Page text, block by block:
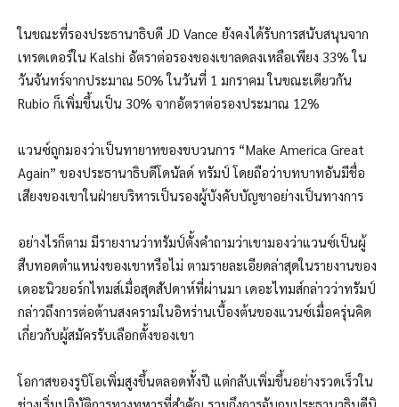
ในขณะที่รองประธานาธิบดี JD Vance ยังคงได้รับการสนับสนุนจาก
เทรดเดอร์ใน Kalshi อัตราต่อรองของเขาลดลงเหลือเพียง 33% ใน
วันจันทร์จากประมาณ 50% ในวันที่ 1 มกราคม ในขณะเดียวกัน
Rubio ก็เพิ่มขึ้นเป็น 30% จากอัตราต่อรองประมาณ 12%
แวนซ์ถูกมองว่าเป็นทายาทของขบวนการ “Make America Great
Again” ของประธานาธิบดีโดนัลด์ ทรัมป์ โดยถือว่าบทบาทอันมีชื่อ
เสียงของเขาในฝ่ายบริหารเป็นรองผู้บังคับบัญชาอย่างเป็นทางการ
อย่างไรก็ตาม มีรายงานว่าทรัมป์ตั้งคำถามว่าเขามองว่าแวนซ์เป็นผู้
สืบทอดตำแหน่งของเขาหรือไม่ ตามรายละเอียดล่าสุดในรายงานของ
เดอะนิวยอร์กไทมส์เมื่อสุดสัปดาห์ที่ผ่านมา เดอะไทมส์กล่าวว่าทรัมป์
กล่าวถึงการต่อต้านสงครามในอิหร่านเบื้องต้นของแวนซ์เมื่อครุ่นคิด
เกี่ยวกับผู้สมัครรับเลือกตั้งของเขา
โอกาสของรูบิโอเพิ่มสูงขึ้นตลอดทั้งปี แต่กลับเพิ่มขึ้นอย่างรวดเร็วใน